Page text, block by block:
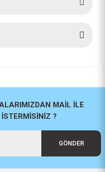
MAİL İLE
?
GÖNDER